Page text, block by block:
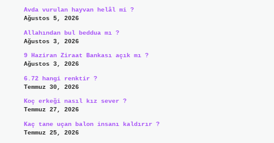
Avda vurulan hayvan helâl mi ?
Ağustos 5, 2026
Allahından bul beddua mı ?
Ağustos 3, 2026
9 Haziran Ziraat Bankası açık mı ?
Ağustos 3, 2026
6.72 hangi renktir ?
Temmuz 30, 2026
Koç erkeği nasıl kız sever ?
Temmuz 27, 2026
Kaç tane uçan balon insanı kaldırır ?
Temmuz 25, 2026